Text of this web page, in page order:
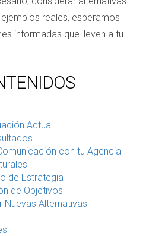
reales, esperamos
informadas que lleven a tu
Actual
con tu Agencia
de Estrategia
de Objetivos
Nuevas Alternativas